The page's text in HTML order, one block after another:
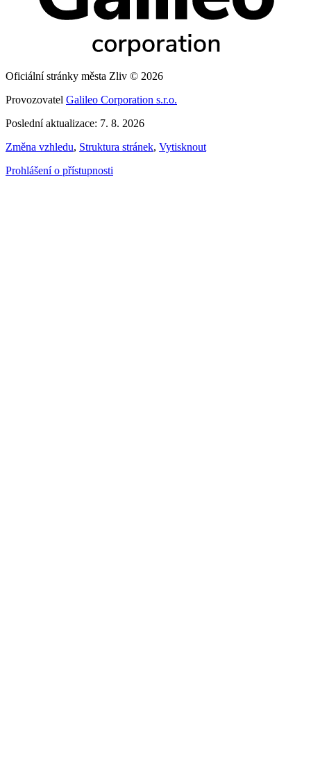
Oficiální stránky města Zliv © 2026
Provozovatel Galileo Corporation s.r.o.
Poslední aktualizace: 7. 8. 2026
Změna vzhledu, Struktura stránek, Vytisknout
Prohlášení o přístupnosti